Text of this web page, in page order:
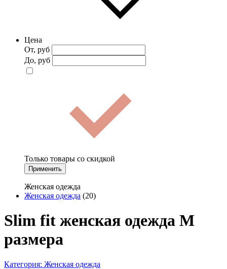
Цена
От, руб
До, руб
Только товары со скидкой
Применить
Женская одежда
Женская одежда (20)
Slim fit женская одежда M
размера
Категория: Женская одежда